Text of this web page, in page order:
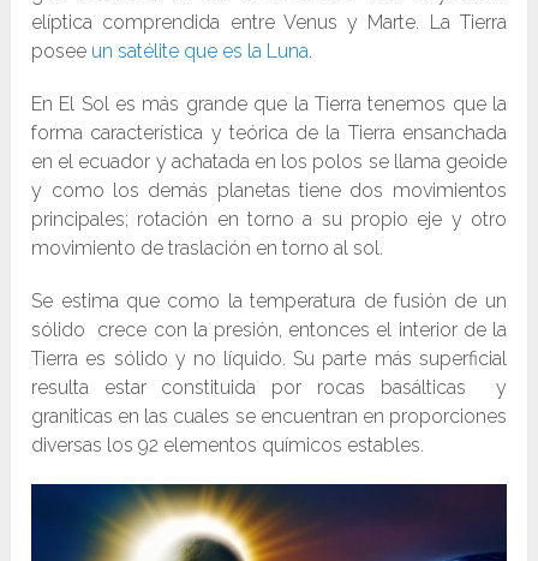
elíptica comprendida entre Venus y Marte. La Tierra
posee un satélite que es la Luna.
En El Sol es más grande que la Tierra tenemos que la
forma característica y teórica de la Tierra ensanchada
en el ecuador y achatada en los polos se llama geoide
y como los demás planetas tiene dos movimientos
principales; rotación en torno a su propio eje y otro
movimiento de traslación en torno al sol.
Se estima que como la temperatura de fusión de un
sólido crece con la presión, entonces el interior de la
Tierra es sólido y no líquido. Su parte más superficial
resulta estar constituida por rocas basálticas y
graniticas en las cuales se encuentran en proporciones
diversas los 92 elementos químicos estables.